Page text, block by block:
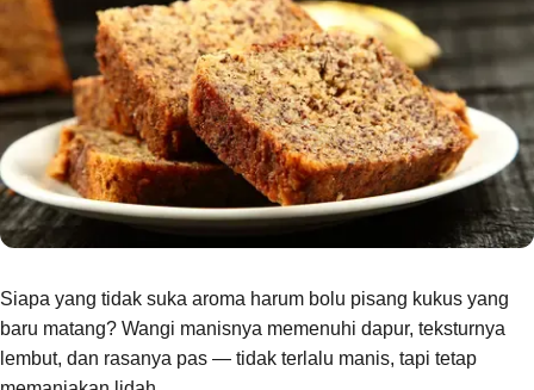
Siapa yang tidak suka aroma harum bolu pisang kukus yang
baru matang? Wangi manisnya memenuhi dapur, teksturnya
lembut, dan rasanya pas — tidak terlalu manis, tapi tetap